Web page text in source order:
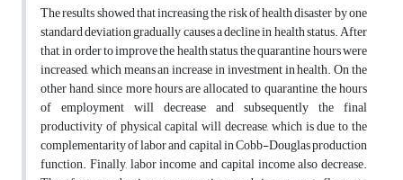
The results showed that increasing the risk of health disaster by one
standard deviation gradually causes a decline in health status. After
that, in order to improve the health status, the quarantine hours were
increased, which means an increase in investment in health. On the
other hand, since more hours are allocated to quarantine, the hours
of employment will decrease and subsequently the final
productivity of physical capital will decrease, which is due to the
complementarity of labor and capital in Cobb-Douglas production
function. Finally, labor income and capital income also decrease.